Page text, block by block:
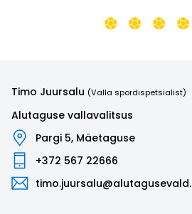
Timo Juursalu (Valla spordispetsialist)
Alutaguse vallavalitsus
Pargi 5, Mäetaguse
+372 567 22666